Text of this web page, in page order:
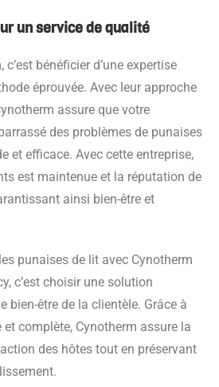
un service de qualité
bénéficier d’une expertise
éprouvée. Avec leur approche
assure que votre
des problèmes de punaises
et efficace. Avec cette entreprise,
est maintenue et la réputation de
ainsi bien-être et
punaises de lit avec Cynotherm
c’est choisir une solution
bien-être de la clientèle. Grâce à
complète, Cynotherm assure la
des hôtes tout en préservant